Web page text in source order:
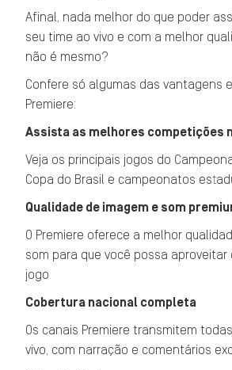
Afinal, nada melhor do que poder
seu time ao vivo e com a melhor
não é mesmo?
Confere só algumas das vantagens
Premiere:
Assista as melhores competições
Veja os principais jogos do
Copa do Brasil e campeonatos
Qualidade de imagem e som
O Premiere oferece a melhor
som para que você possa aproveitar
jogo
Cobertura nacional completa
Os canais Premiere transmitem
vivo, com narração e comentários